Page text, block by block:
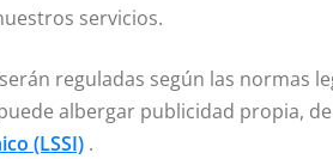
servicios.
reguladas según las normas
albergar publicidad propia,
(LSSI) .